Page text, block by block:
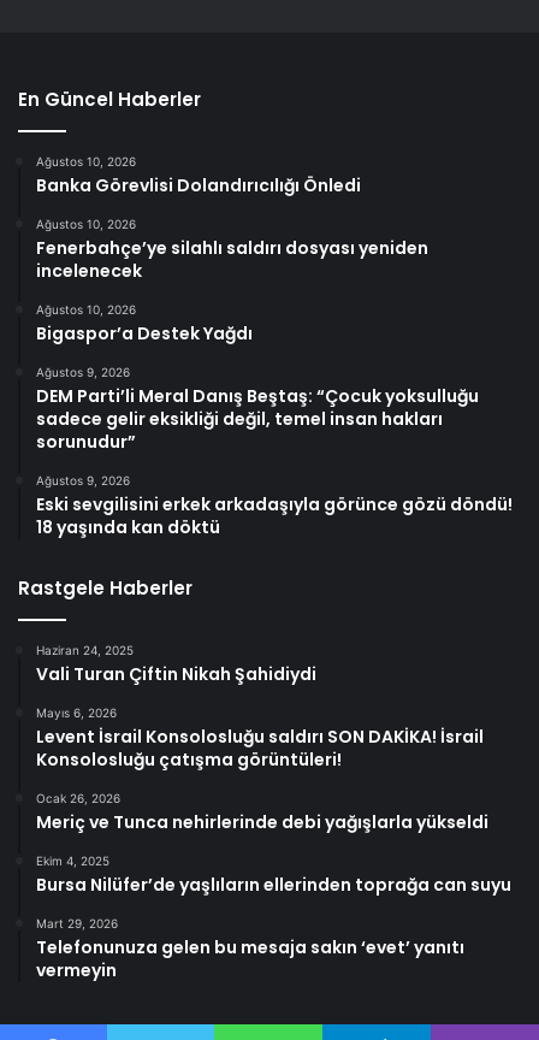
En Güncel Haberler
Ağustos 10, 2026
Banka Görevlisi Dolandırıcılığı Önledi
Ağustos 10, 2026
Fenerbahçe’ye silahlı saldırı dosyası yeniden
incelenecek
Ağustos 10, 2026
Bigaspor’a Destek Yağdı
Ağustos 9, 2026
DEM Parti’li Meral Danış Beştaş: “Çocuk yoksulluğu
sadece gelir eksikliği değil, temel insan hakları
sorunudur”
Ağustos 9, 2026
Eski sevgilisini erkek arkadaşıyla görünce gözü döndü!
18 yaşında kan döktü
Rastgele Haberler
Haziran 24, 2025
Vali Turan Çiftin Nikah Şahidiydi
Mayıs 6, 2026
Levent İsrail Konsolosluğu saldırı SON DAKİKA! İsrail
Konsolosluğu çatışma görüntüleri!
Ocak 26, 2026
Meriç ve Tunca nehirlerinde debi yağışlarla yükseldi
Ekim 4, 2025
Bursa Nilüfer’de yaşlıların ellerinden toprağa can suyu
Mart 29, 2026
Telefonunuza gelen bu mesaja sakın ‘evet’ yanıtı
vermeyin